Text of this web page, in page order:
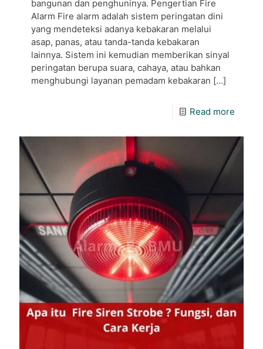
bangunan dan penghuninya. Pengertian Fire
Alarm Fire alarm adalah sistem peringatan dini
yang mendeteksi adanya kebakaran melalui
asap, panas, atau tanda-tanda kebakaran
lainnya. Sistem ini kemudian memberikan sinyal
peringatan berupa suara, cahaya, atau bahkan
menghubungi layanan pemadam kebakaran […]
Read more